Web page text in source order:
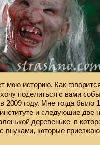
мою историю. Как
поделиться с вами
2009 году. Мне тогда было
и следующие две
деревеньке, в
внуками, которые